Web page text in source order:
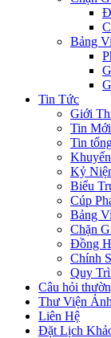
Bảng
Tin Tức
Giới
Tin Mới
Tin
Kỷ
Biểu
Cúp
Bảng
Chặn
Đồng
Chính
Quy
Câu hỏi
Thư Viện Ảnh
Liên Hệ
Đặt Lịch